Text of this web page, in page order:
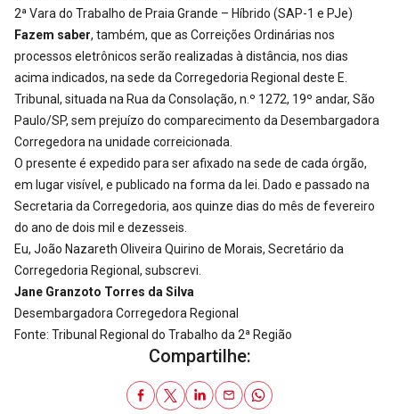
2ª Vara do Trabalho de Praia Grande – Híbrido (SAP-1 e PJe)
Fazem saber, também, que as Correições Ordinárias nos
processos eletrônicos serão realizadas à distância, nos dias
acima indicados, na sede da Corregedoria Regional deste E.
Tribunal, situada na Rua da Consolação, n.º 1272, 19º andar, São
Paulo/SP, sem prejuízo do comparecimento da Desembargadora
Corregedora na unidade correicionada.
O presente é expedido para ser afixado na sede de cada órgão,
em lugar visível, e publicado na forma da lei. Dado e passado na
Secretaria da Corregedoria, aos quinze dias do mês de fevereiro
do ano de dois mil e dezesseis.
Eu, João Nazareth Oliveira Quirino de Morais, Secretário da
Corregedoria Regional, subscrevi.
Jane Granzoto Torres da Silva
Desembargadora Corregedora Regional
Fonte: Tribunal Regional do Trabalho da 2ª Região
Compartilhe: